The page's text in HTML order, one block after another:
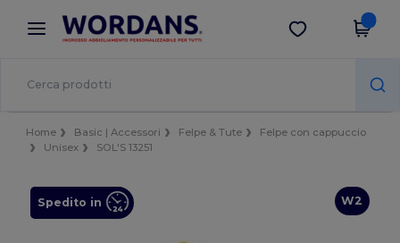
× App Wordans
Prezzi migliori sull'app!
Scarica app
Home Basic | Accessori Felpe & Tute
Felpe con cappuccio
Unisex
SOL'S 13251
W2
Spedito in